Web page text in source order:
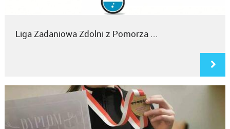
Liga Zadaniowa Zdolni z Pomorza ...